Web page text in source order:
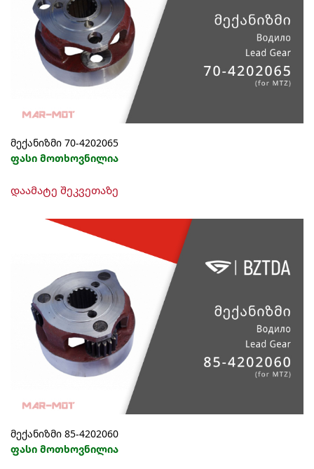
მექანიზმი 70-4202065
ფასი მოთხოვნილია
დაამატე შეკვეთაზე
მექანიზმი 85-4202060
ფასი მოთხოვნილია